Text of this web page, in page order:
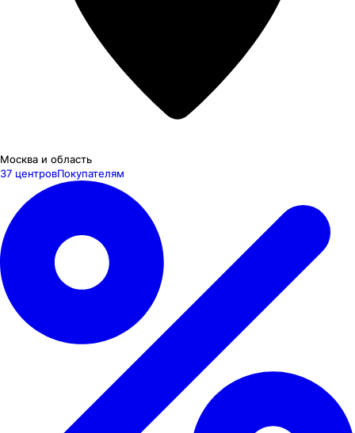
Москва и область
37 центровПокупателям